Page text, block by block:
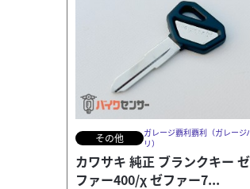
その他
ガレージ覇利覇利（ガレージ
リ）
カワサキ 純正 ブランクキー ゼ
ファー400/χ ゼファー7...